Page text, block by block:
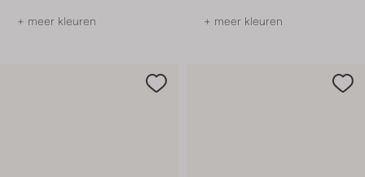
+ meer kleuren + meer kleuren